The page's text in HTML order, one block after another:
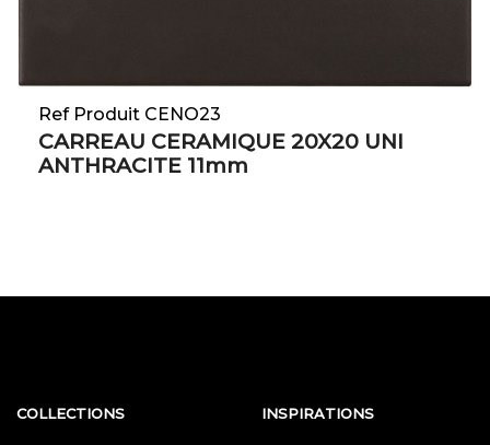
Ref Produit CENO23
CARREAU CERAMIQUE 20X20 UNI
ANTHRACITE 11mm
COLLECTIONS INSPIRATIONS